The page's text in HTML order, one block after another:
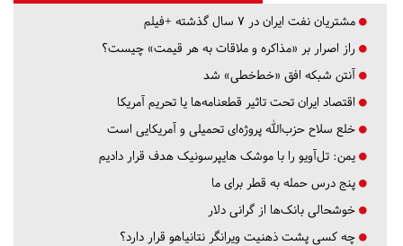
مشتریان نفت ایران در ۷ سال گذشته +فیلم
راز اصرار بر «مذاکره و ملاقات به هر قیمت» چیست؟
آنتن شبکه افق «خط‌خطی» شد
اقتصاد ایران تحت تاثیر قطعنامه‌ها یا تحریم‌ آمریکا
خلع سلاح حزب‌الله پروژه‌ای تحمیلی و آمریکایی است
یمن: تل‌آویو را با موشک هایپرسونیک هدف قرار دادیم
پنج درس‌ حمله به قطر برای ما
خوشحالی بانک‌ها از گرانی دلار
چه کسی پشت ذهنیت ویرانگر نتانیاهو قرار دارد؟